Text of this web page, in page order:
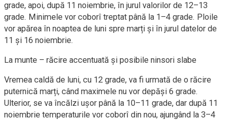
grade, apoi, după 11 noiembrie, în jurul valorilor de 12–13
grade. Minimele vor coborî treptat până la 1–4 grade. Ploile
vor apărea în noaptea de luni spre marți și în jurul datelor de
11 și 16 noiembrie.
La munte – răcire accentuată și posibile ninsori slabe
Vremea caldă de luni, cu 12 grade, va fi urmată de o răcire
puternică marți, când maximele nu vor depăși 6 grade.
Ulterior, se va încălzi ușor până la 10–11 grade, dar după 11
noiembrie temperaturile vor coborî din nou, ajungând la 3–4